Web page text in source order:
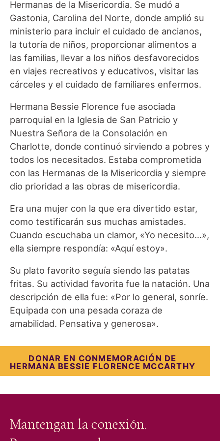
Hermanas de la Misericordia. Se mudó a
Gastonia, Carolina del Norte, donde amplió su
ministerio para incluir el cuidado de ancianos,
la tutoría de niños, proporcionar alimentos a
las familias, llevar a los niños desfavorecidos
en viajes recreativos y educativos, visitar las
cárceles y el cuidado de familiares enfermos.
Hermana Bessie Florence fue asociada
parroquial en la Iglesia de San Patricio y
Nuestra Señora de la Consolación en
Charlotte, donde continuó sirviendo a pobres y
todos los necesitados. Estaba comprometida
con las Hermanas de la Misericordia y siempre
dio prioridad a las obras de misericordia.
Era una mujer con la que era divertido estar,
como testificarán sus muchas amistades.
Cuando escuchaba un clamor, «Yo necesito…»,
ella siempre respondía: «Aquí estoy».
Su plato favorito seguía siendo las patatas
fritas. Su actividad favorita fue la natación. Una
descripción de ella fue: «Por lo general, sonríe.
Equipada con una pesada coraza de
amabilidad. Pensativa y generosa».
DONAR EN CONMEMORACIÓN DE
HERMANA BESSIE FLORENCE MCCARTHY
Mantengan la conexión.